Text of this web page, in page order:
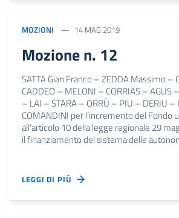
MOZIONI 14 MAG 2019
Mozione n. 12
SATTA Gian Franco – ZEDDA Massimo –
CADDEO – MELONI – CORRIAS – AGUS
– LAI – STARA – ORRÙ – PIU – DERIU –
COMANDINI per l’incremento del Fondo
all’articolo 10 della legge regionale 29
il finanziamento del sistema delle
LEGGI DI PIÙ